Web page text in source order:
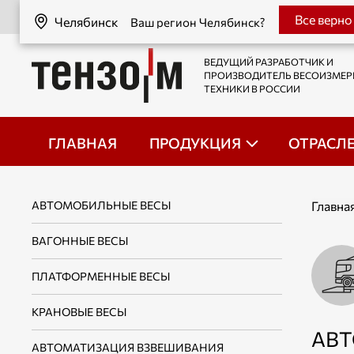
Челябинск Ваш регион Челябинск?
Челябинск Все верно
ВЕДУЩИЙ РАЗРАБОТЧИК И
ПРОИЗВОДИТЕЛЬ
ТЕХНИКИ В РОССИИ
ГЛАВНАЯ ПРОДУКЦИЯ
АВТОМОБИЛЬНЫЕ ВЕСЫ
ВАГОННЫЕ ВЕСЫ
ПЛАТФОРМЕННЫЕ ВЕСЫ
КРАНОВЫЕ ВЕСЫ
АВТОМАТИЗАЦИЯ ВЗВЕШИВАНИЯ